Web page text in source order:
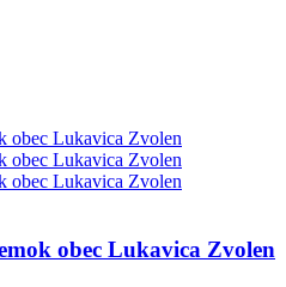
obec Lukavica Zvolen